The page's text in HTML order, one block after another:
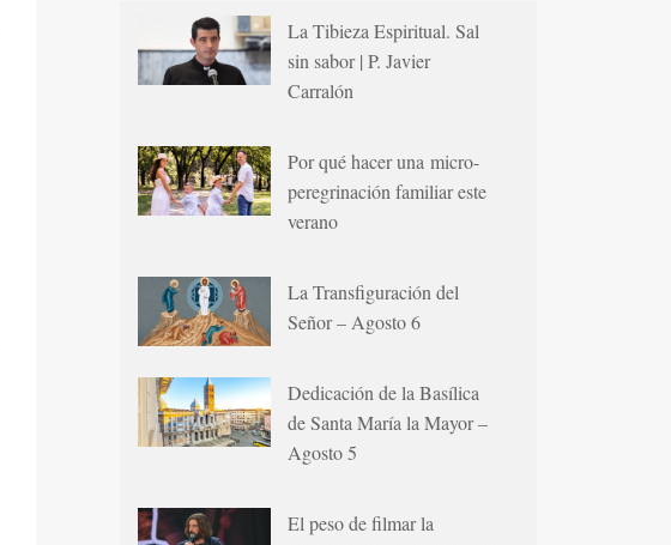
La Tibieza Espiritual. Sal
sin sabor | P. Javier
Carralón
Por qué hacer una micro-
peregrinación familiar este
verano
La Transfiguración del
Señor – Agosto 6
Dedicación de la Basílica
de Santa María la Mayor –
Agosto 5
El peso de filmar la